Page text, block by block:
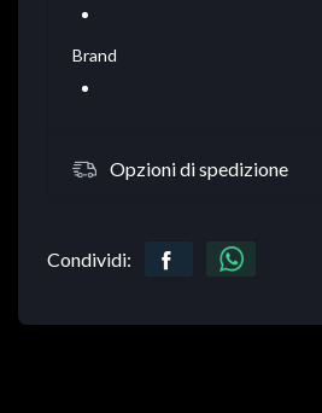
Brand
Opzioni di spedizione
Condividi: